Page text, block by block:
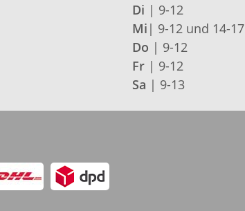
Di | 9-12
Mi | 9-12 und 14-17
Do | 9-12
Fr| 9-12
Sa | 9-13